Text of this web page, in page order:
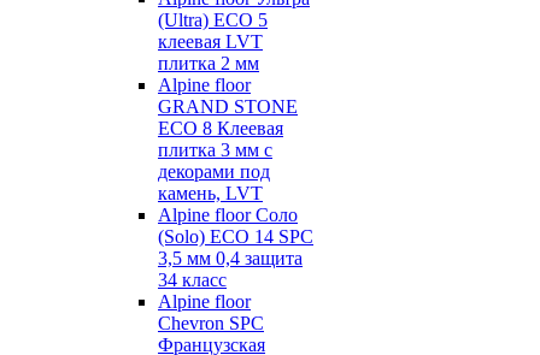
(Ultra) ECO 5
клеевая LVT
плитка 2 мм
Alpine floor
GRAND STONE
ECO 8 Клеевая
плитка 3 мм с
декорами под
камень, LVT
Alpine floor Соло
(Solo) ECO 14 SPC
3,5 мм 0,4 защита
34 класс
Alpine floor
Chevron SPC
Французская